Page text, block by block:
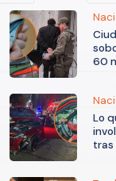
60
Lo
tras